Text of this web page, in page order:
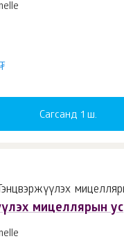
₮
Сагсанд 1 ш.
мицеллярын ус